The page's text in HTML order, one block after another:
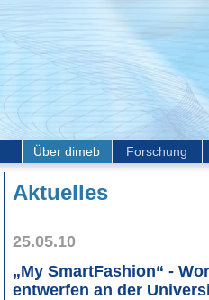
Über dimeb Forschung
Aktuelles
25.05.10
„My SmartFashion“ -
entwerfen an der